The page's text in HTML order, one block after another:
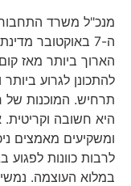
מנכ"ל משרד
ה-7 באוקטובר
הארוך ביותר מאז
להתכונן לגרוע
תרחיש. המוכנות של
היא חשובה וקריטית.
ומשקיעים מאמצים
לרבות כוונות לפגוע
במלוא העוצמה.